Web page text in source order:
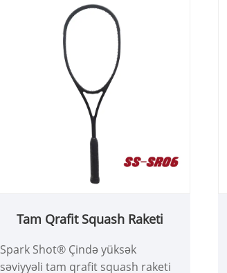
Tam Qrafit Squash Raketi
Spark Shot® Çində yüksək
səviyyəli tam qrafit squash raketi